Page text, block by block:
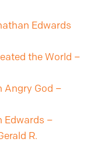
Edwards
the World –
Angry God –
Edwards –
R.